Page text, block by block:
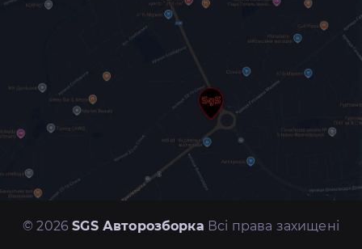
© 2026SGS Авторозборка Всі права захищені